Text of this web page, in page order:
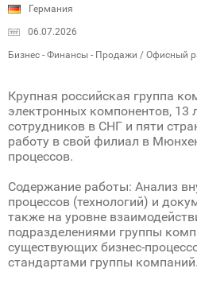
Германия
06.07.2026
Бизнес - Финансы - Продажи / Офисный
Крупная российская группа
электронных компонентов, 13
сотрудников в СНГ и пяти
работу в свой филиал в
процессов.
Содержание работы: Анализ
процессов (технологий) и
также на уровне
подразделениями группы
существующих бизнес-
стандартами группы компаний.